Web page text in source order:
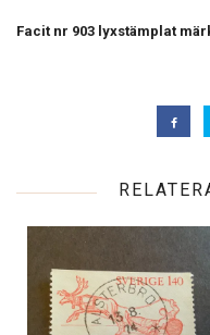
Facit nr 903 lyxstämplat